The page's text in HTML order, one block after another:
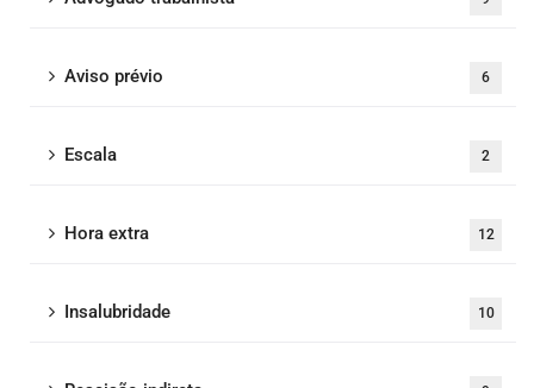
Aviso prévio 6
Escala 2
Hora extra 12
Insalubridade 10